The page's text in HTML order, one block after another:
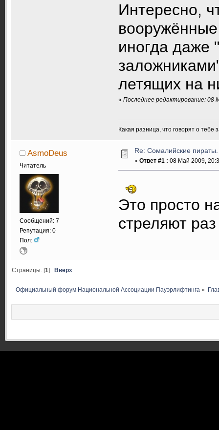
Интересно,
иногда даже
летящих на
« Последнее редактирование: 08
Какая разница, что говорят о
AsmoDeus
Читатель
Сообщений: 7
Репутация: 0
Пол:
Re: Сомалийские пираты.
« Ответ #1 : 08 Май 2009,
Это просто
стреляют
Страницы: [1] Вверх
Официальный форум Национальной Ассоциации Пауэрлифтинга »